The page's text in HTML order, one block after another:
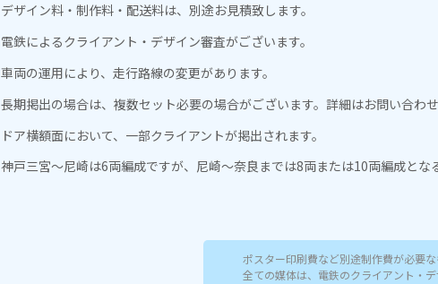
デザイン料・制作料・配送料は、別途お見積致します。
電鉄によるクライアント・デザイン審査がございます。
車両の運用により、走行路線の変更があります。
長期掲出の場合は、複数セット必要の場合がございます。詳細はお問い合わせ
ドア横額面において、一部クライアントが掲出されます。
神戸三宮〜尼崎は6両編成ですが、尼崎〜奈良までは8両または10両編成とな
ポスター印刷費など別途制作費が必要な
全ての媒体は、電鉄のクライアント・デ